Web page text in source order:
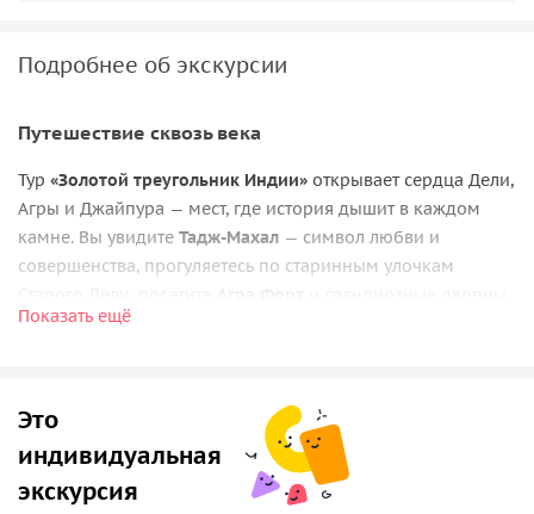
Подробнее об экскурсии
Путешествие сквозь века
Тур «Золотой треугольник Индии» открывает сердца Дели,
Агры и Джайпура — мест, где история дышит в каждом
камне. Вы увидите Тадж-Махал — символ любви и
совершенства, прогуляетесь по старинным улочкам
эпохи Великих Моголов. Это не просто экскурсия — это
Все включено — максимум удовольствия
перелёты, трансферы, виза,
проживание в отелях 3–4 звезды,завтраки и
Показать ещё
Это
индивидуальная
экскурсия